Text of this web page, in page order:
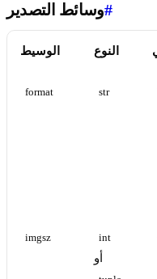
وسائط التصدير#
الوسيط النوع
format str
imgsz int
أو